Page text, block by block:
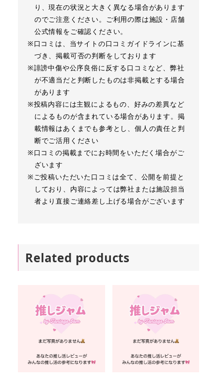
り、現在の状況と大きく異なる場合があります
のでご注意ください。ご利用の際は施設・店舗
公式情報をご確認ください。
※口コミは、当サイトの口コミガイドラインに基
づき、掲載可否の判断をしております
※誹謗中傷や公序良俗に反する口コミなど、弊社
が不適当だと判断したものは非掲載とする場合
があります
※投稿内容には主観によるもの、好みの差異など
によるものが含まれている場合があります。掲
載情報はあくまでも参考とし、個人の責任と判
断でご活用ください
※口コミの掲載までにお時間をいただく場合がご
ざいます
※ご投稿いただいた口コミは全て、公開を前提と
しており、内容によっては弊社または施設担当
者より直接ご連絡差し上げる場合がございます
Related products